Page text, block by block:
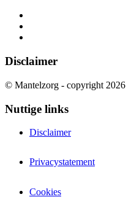
Disclaimer
© Mantelzorg - copyright 2026
Nuttige links
Disclaimer
Privacystatement
Cookies